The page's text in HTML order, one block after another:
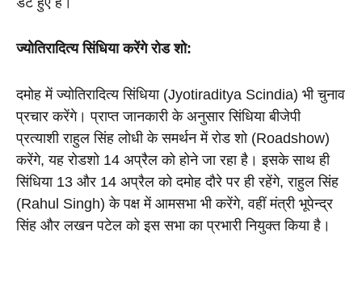
ज्योतिरादित्य सिंधिया करेंगे रोड शो:
दमोह में ज्योतिरादित्य सिंधिया (Jyotiraditya Scindia) भी चुनाव
प्रचार करेंगे। प्राप्त जानकारी के अनुसार सिंधिया बीजेपी
प्रत्याशी राहुल सिंह लोधी के समर्थन में रोड शो (Roadshow)
करेंगे, यह रोडशो 14 अप्रैल को होने जा रहा है। इसके साथ ही
सिंधिया 13 और 14 अप्रैल को दमोह दौरे पर ही रहेंगे, राहुल सिंह
(Rahul Singh) के पक्ष में आमसभा भी करेंगे, वहीं मंत्री भूपेन्द्र
सिंह और लखन पटेल को इस सभा का प्रभारी नियुक्त किया है।